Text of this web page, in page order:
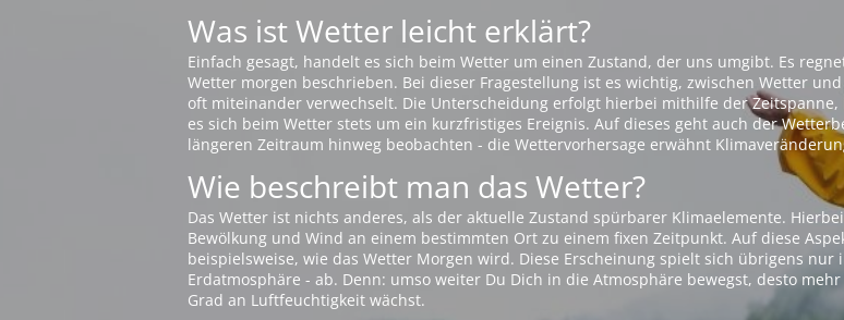
Was ist Wetter leicht erklärt?
Einfach gesagt, handelt es sich beim Wetter um einen Zustand, der uns umgibt. Es
Wetter morgen beschrieben. Bei dieser Fragestellung ist es wichtig, zwischen Wetter
oft miteinander verwechselt. Die Unterscheidung erfolgt hierbei mithilfe der
es sich beim Wetter stets um ein kurzfristiges Ereignis. Auf dieses geht auch der
längeren Zeitraum hinweg beobachten - die Wettervorhersage erwähnt
Wie beschreibt man das Wetter?
Das Wetter ist nichts anderes, als der aktuelle Zustand spürbarer Klimaelemente.
Bewölkung und Wind an einem bestimmten Ort zu einem fixen Zeitpunkt. Auf diese
beispielsweise, wie das Wetter Morgen wird. Diese Erscheinung spielt sich übrigens
Erdatmosphäre - ab. Denn: umso weiter Du Dich in die Atmosphäre bewegst, desto
Grad an Luftfeuchtigkeit wächst.